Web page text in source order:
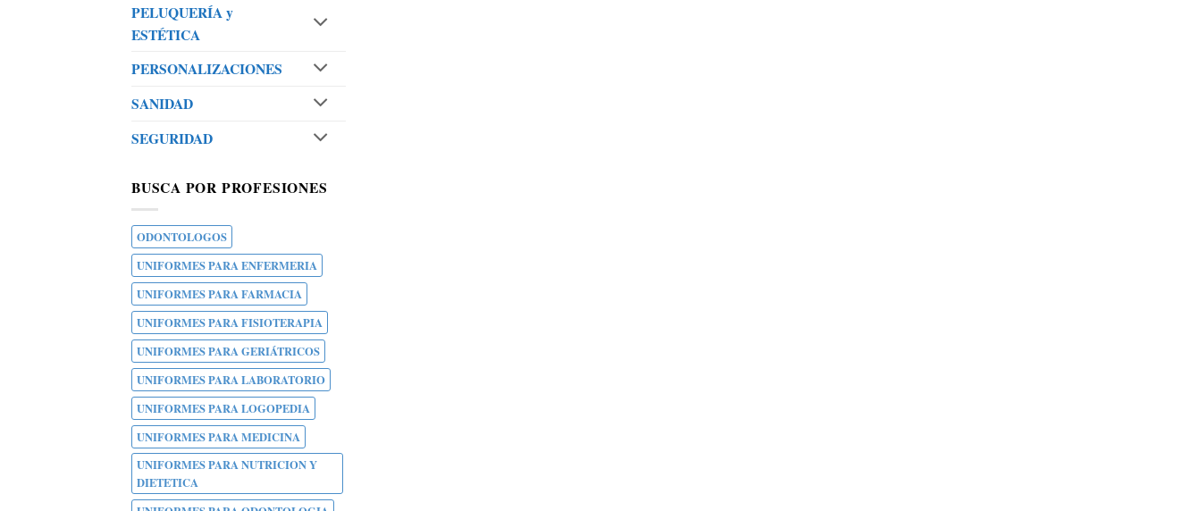
PELUQUERÍA y
ESTÉTICA
PERSONALIZACIONES
SANIDAD
SEGURIDAD
BUSCA POR PROFESIONES
ODONTOLOGOS
UNIFORMES PARA ENFERMERIA
UNIFORMES PARA FARMACIA
UNIFORMES PARA FISIOTERAPIA
UNIFORMES PARA GERIÁTRICOS
UNIFORMES PARA LABORATORIO
UNIFORMES PARA LOGOPEDIA
UNIFORMES PARA MEDICINA
UNIFORMES PARA NUTRICION Y
DIETETICA